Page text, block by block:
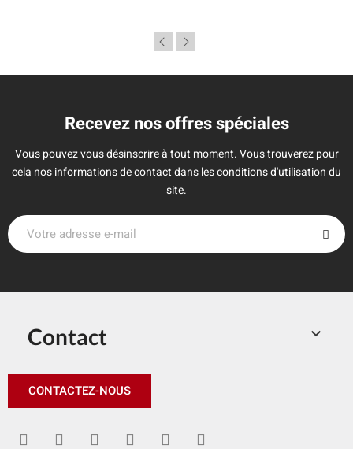
Recevez nos offres spéciales
Vous pouvez vous désinscrire à tout moment. Vous trouverez pour
cela nos informations de contact dans les conditions d'utilisation du
site.

Contact
CONTACTEZ-NOUS